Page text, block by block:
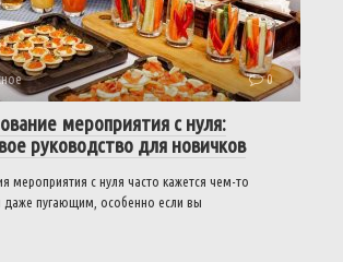
0
мероприятия с нуля:
руководство для новичков
мероприятия с нуля часто кажется чем-то
пугающим, особенно если вы